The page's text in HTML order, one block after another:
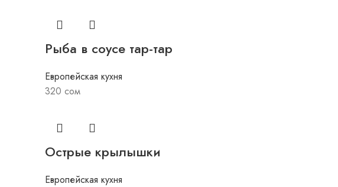
Рыба в соусе тар-тар
Европейская кухня
320 сом
Острые крылышки
Европейская кухня